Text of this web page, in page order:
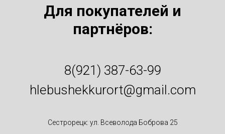
Для покупателей и
партнёров:
8(921) 387-63-99
hlebushekkurort@gmail.com
Сестрорецк: ул. Всеволода Боброва 25